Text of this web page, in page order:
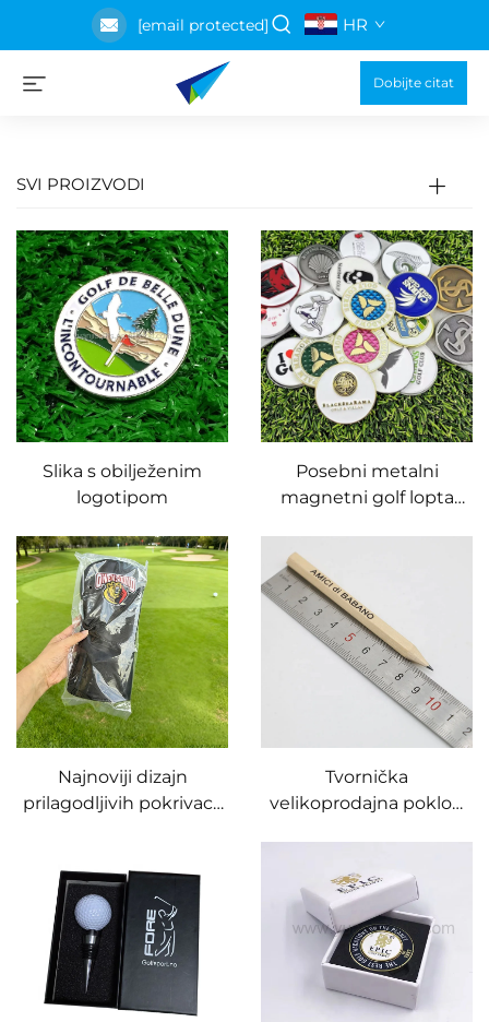
[email protected] HR
Dobijte citat
SVI PROIZVODI
Slika s obilježenim
logotipom
Posebni metalni
magnetni golf lopta
vlastitim logotipom
kljape Klip Divot
dodatku
Najnoviji dizajn
prilagodljivih pokrivaca
glave golfskih štapova,
kožni pokrivač za driver
Tvornička
velikoprodajna poklon
drvena ekološki
prihvatljiva prilagođiva
golf olovka